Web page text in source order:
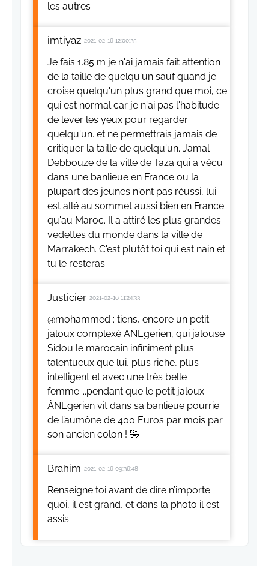
les autres
imtiyaz 2021-02-16 12:00:35
Je fais 1.85 m je n'ai jamais fait attention
de la taille de quelqu'un sauf quand je
croise quelqu'un plus grand que moi, ce
qui est normal car je n'ai pas l'habitude
de lever les yeux pour regarder
quelqu'un. et ne permettrais jamais de
critiquer la taille de quelqu'un. Jamal
Debbouze de la ville de Taza qui a vécu
dans une banlieue en France ou la
plupart des jeunes n'ont pas réussi, lui
est allé au sommet aussi bien en France
qu'au Maroc. Il a attiré les plus grandes
vedettes du monde dans la ville de
Marrakech. C'est plutôt toi qui est nain et
tu le resteras
Justicier 2021-02-16 11:24:33
@mohammed : tiens, encore un petit
jaloux complexé ANEgerien, qui jalouse
Sidou le marocain infiniment plus
talentueux que lui, plus riche, plus
intelligent et avec une très belle
femme....pendant que le petit jaloux
ÂNEgerien vit dans sa banlieue pourrie
de l’aumône de 400 Euros par mois par
son ancien colon ! 🤣
Brahim 2021-02-16 09:36:48
Renseigne toi avant de dire n’importe
quoi, il est grand, et dans la photo il est
assis